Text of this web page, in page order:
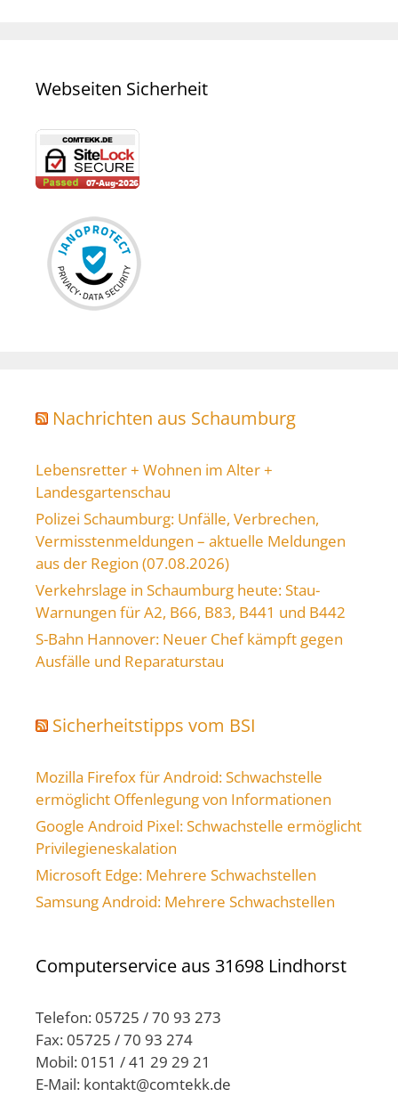
Webseiten Sicherheit
Nachrichten aus Schaumburg
Lebensretter + Wohnen im Alter +
Landesgartenschau
Polizei Schaumburg: Unfälle, Verbrechen,
Vermisstenmeldungen – aktuelle Meldungen
aus der Region (07.08.2026)
Verkehrslage in Schaumburg heute: Stau-
Warnungen für A2, B66, B83, B441 und B442
S-Bahn Hannover: Neuer Chef kämpft gegen
Ausfälle und Reparaturstau
Sicherheitstipps vom BSI
Mozilla Firefox für Android: Schwachstelle
ermöglicht Offenlegung von Informationen
Google Android Pixel: Schwachstelle ermöglicht
Privilegieneskalation
Microsoft Edge: Mehrere Schwachstellen
Samsung Android: Mehrere Schwachstellen
Computerservice aus 31698 Lindhorst
Telefon: 05725 / 70 93 273
Fax: 05725 / 70 93 274
Mobil: 0151 / 41 29 29 21
E-Mail: kontakt@comtekk.de